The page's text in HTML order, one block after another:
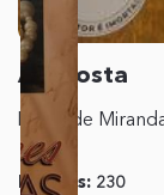
A Aposta
Marta de
Páginas: 230